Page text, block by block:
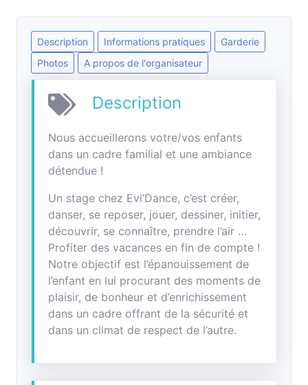
Description Informations pratiques
Garderie
Photos
A propos de l'organisateur
Description
Nous accueillerons votre/vos enfants
dans un cadre familial et une ambiance
détendue !
Un stage chez Evi’Dance, c’est créer,
danser, se reposer, jouer, dessiner, initier,
découvrir, se connaître, prendre l’air …
Profiter des vacances en fin de compte !
Notre objectif est l’épanouissement de
l’enfant en lui procurant des moments de
plaisir, de bonheur et d’enrichissement
dans un cadre offrant de la sécurité et
dans un climat de respect de l’autre.